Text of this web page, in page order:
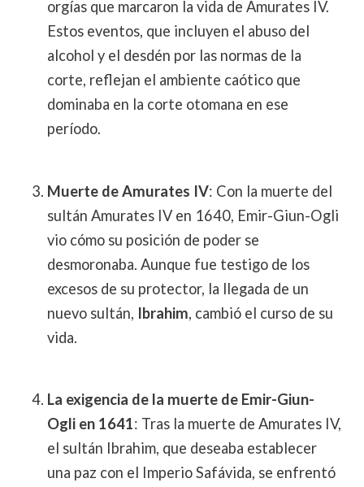
orgías que marcaron la vida de Amurates IV.
Estos eventos, que incluyen el abuso del
alcohol y el desdén por las normas de la
corte, reflejan el ambiente caótico que
dominaba en la corte otomana en ese
período.
Muerte de Amurates IV: Con la muerte del
sultán Amurates IV en 1640, Emir-Giun-Ogli
vio cómo su posición de poder se
desmoronaba. Aunque fue testigo de los
excesos de su protector, la llegada de un
nuevo sultán, Ibrahim, cambió el curso de su
vida.
La exigencia de la muerte de Emir-Giun-
Ogli en 1641: Tras la muerte de Amurates IV,
el sultán Ibrahim, que deseaba establecer
una paz con el Imperio Safávida, se enfrentó